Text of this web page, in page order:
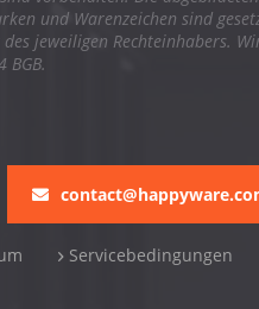
und Warenzeichen sind
jeweiligen Rechteinhabers.
BGB.
Servicebedingungen